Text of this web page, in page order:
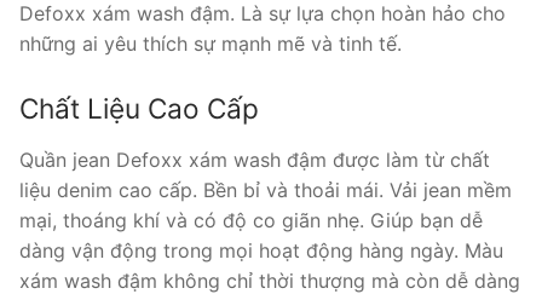
Defoxx xám wash đậm. Là sự lựa chọn hoàn hảo cho
những ai yêu thích sự mạnh mẽ và tinh tế.
Chất Liệu Cao Cấp
Quần jean Defoxx xám wash đậm được làm từ chất
liệu denim cao cấp. Bền bỉ và thoải mái. Vải jean mềm
mại, thoáng khí và có độ co giãn nhẹ. Giúp bạn dễ
dàng vận động trong mọi hoạt động hàng ngày. Màu
xám wash đậm không chỉ thời thượng mà còn dễ dàng